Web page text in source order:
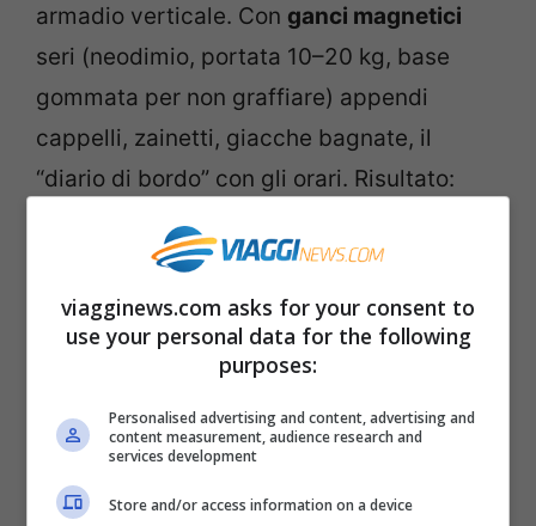
armadio verticale. Con ganci magnetici
seri (neodimio, portata 10–20 kg, base
gommata per non graffiare) appendi
cappelli, zainetti, giacche bagnate, il
“diario di bordo” con gli orari. Risultato:
tutte le superfici decorative sono
magnetiche, ma porte, pareti e battiscopa
metallici lo sono nella grande maggioranza
Una luce notturna a LED: Piccola, calda,
con sensore crepuscolare o a batteria.
viagginews.com asks for your consent to
use your personal data for the following
purposes:
Personalised advertising and content, advertising and
content measurement, audience research and
services development
Store and/or access information on a device